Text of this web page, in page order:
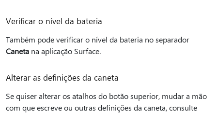
Verificar o nível da bateria
Também pode verificar o nível da bateria no separador
Caneta na aplicação Surface.
Alterar as definições da caneta
Se quiser alterar os atalhos do botão superior, mudar a mão
com que escreve ou outras definições da caneta, consulte